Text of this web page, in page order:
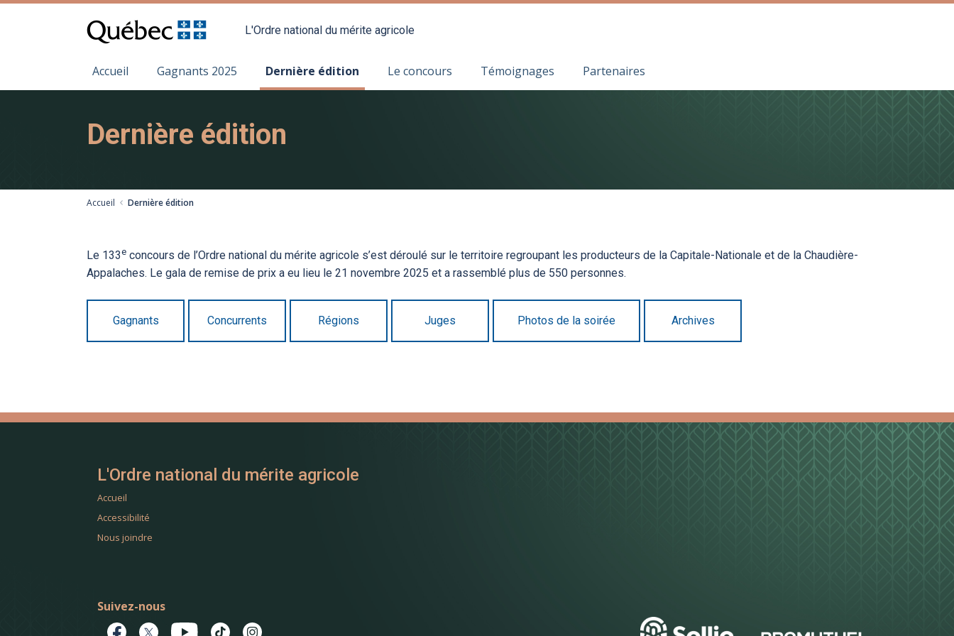
L'Ordre national du mérite agricole
Accueil Gagnants 2025 Dernière édition Le concours Témoignages Partenaires
Dernière édition
Accueil Dernière édition
Le 133e concours de l’Ordre national du mérite agricole s’est déroulé sur le territoire regroupant les producteurs de la Capitale-Nationale et de la Chaudière-
Appalaches. Le gala de remise de prix a eu lieu le 21 novembre 2025 et a rassemblé plus de 550 personnes.
Gagnants Concurrents Régions Juges Photos de la soirée Archives
L'Ordre national du mérite agricole
Accueil
Accessibilité
Nous joindre
Suivez-nous